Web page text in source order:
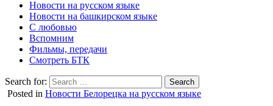
Новости на русском языке
Новости на башкирском языке
С любовью
Вспомним
Фильмы, передачи
Смотреть БТК
Search for:
Posted in Новости Белорецка на русском языке